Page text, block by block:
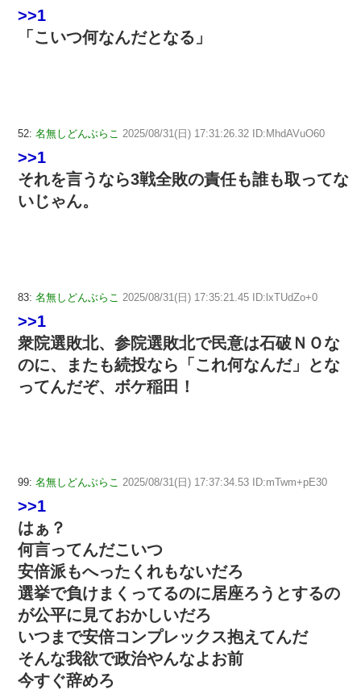
>>1
「こいつ何なんだとなる」
52: 名無しどんぶらこ 2025/08/31(日) 17:31:26.32 ID:MhdAVuO60
>>1
それを言うなら3戦全敗の責任も誰も取ってな
いじゃん。
83: 名無しどんぶらこ 2025/08/31(日) 17:35:21.45 ID:lxTUdZo+0
>>1
衆院選敗北、参院選敗北で民意は石破ＮＯな
のに、またも続投なら「これ何なんだ」とな
ってんだぞ、ボケ稲田！
99: 名無しどんぶらこ 2025/08/31(日) 17:37:34.53 ID:mTwm+pE30
>>1
はぁ？
何言ってんだこいつ
安倍派もへったくれもないだろ
選挙で負けまくってるのに居座ろうとするの
が公平に見ておかしいだろ
いつまで安倍コンプレックス抱えてんだ
そんな我欲で政治やんなよお前
今すぐ辞めろ